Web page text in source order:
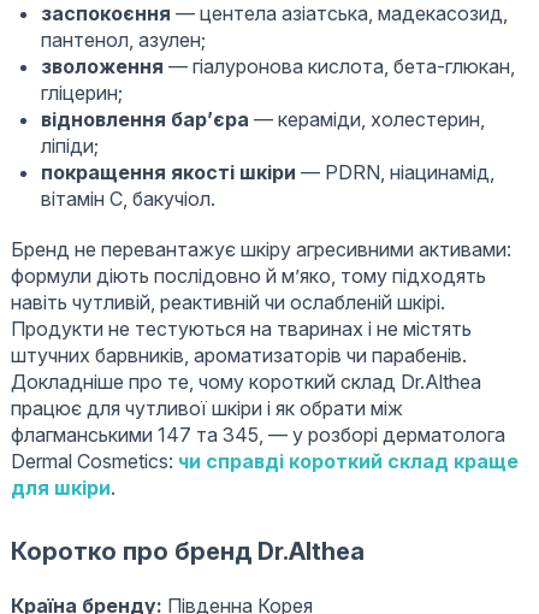
заспокоєння — центела азіатська, мадекасозид,
пантенол, азулен;
зволоження — гіалуронова кислота, бета-глюкан,
гліцерин;
відновлення бар’єра — кераміди, холестерин,
ліпіди;
покращення якості шкіри — PDRN, ніацинамід,
вітамін C, бакучіол.
Бренд не перевантажує шкіру агресивними активами:
формули діють послідовно й м’яко, тому підходять
навіть чутливій, реактивній чи ослабленій шкірі.
Продукти не тестуються на тваринах і не містять
штучних барвників, ароматизаторів чи парабенів.
Докладніше про те, чому короткий склад Dr.Althea
працює для чутливої шкіри і як обрати між
флагманськими 147 та 345, — у розборі дерматолога
Dermal Cosmetics: чи справді короткий склад краще
для шкіри.
Коротко про бренд Dr.Althea
Країна бренду: Південна Корея